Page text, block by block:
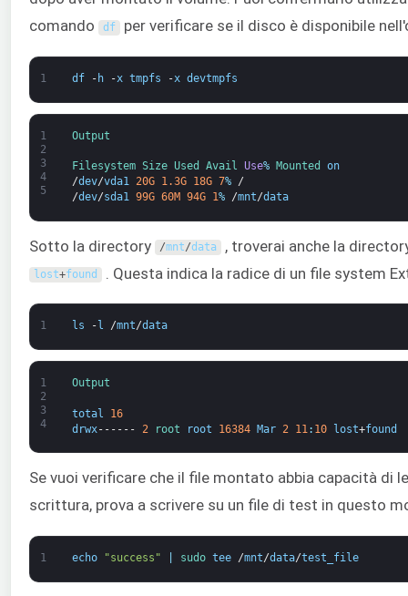
comando
df per verificare se il disco è disponibile
1 df - h -x tmpfs -x devtmpfs
1
2
3
4
5
Output
Filesystem Size Used Avail Use% Mounted on
/dev/vda1 20G 1.3G 18G 7%
/
/dev/sda1 99G 60M 94G 1% /mnt/data
Sotto la directory /mnt/data , troverai anche la
lost+found . Questa indica la radice di un file system
1 ls - l /mnt/data
1
2
3
4
Output
total
16
drwx------ 2 root root 16384 Mar 2 11 : 10 lost+found
Se vuoi verificare che il file montato abbia capacità di
scrittura, prova a scrivere su un file di test in questo
1 echo "success" sudo tee /mnt/data/test_file